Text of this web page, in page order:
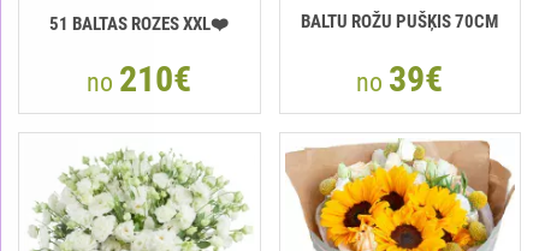
51 BALTAS ROZES XXL❤️
no 210€
BALTU ROŽU PUŠĶIS 70CM
no 39€